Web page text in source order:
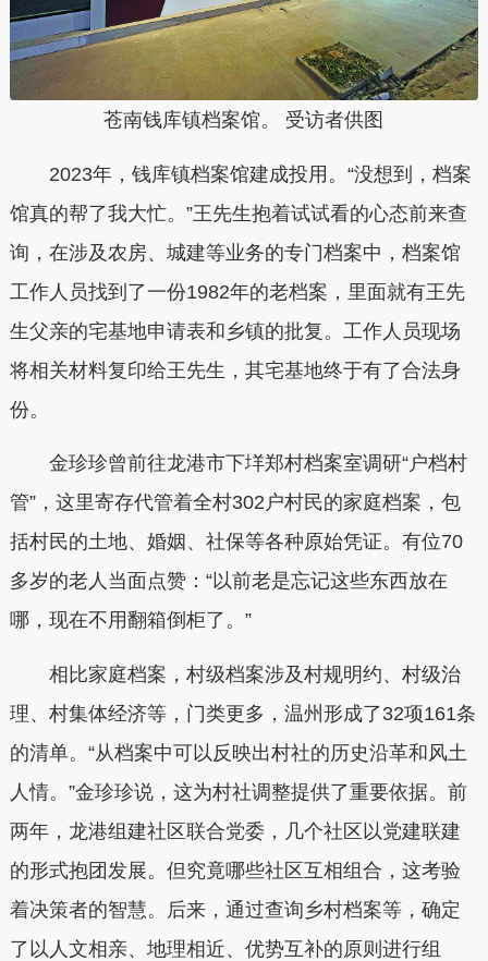
苍南钱库镇档案馆。 受访者供图
2023年，钱库镇档案馆建成投用。“没想到，档案
馆真的帮了我大忙。”王先生抱着试试看的心态前来查
询，在涉及农房、城建等业务的专门档案中，档案馆
工作人员找到了一份1982年的老档案，里面就有王先
生父亲的宅基地申请表和乡镇的批复。工作人员现场
将相关材料复印给王先生，其宅基地终于有了合法身
份。
金珍珍曾前往龙港市下垟郑村档案室调研“户档村
管”，这里寄存代管着全村302户村民的家庭档案，包
括村民的土地、婚姻、社保等各种原始凭证。有位70
多岁的老人当面点赞：“以前老是忘记这些东西放在
哪，现在不用翻箱倒柜了。”
相比家庭档案，村级档案涉及村规明约、村级治
理、村集体经济等，门类更多，温州形成了32项161条
的清单。“从档案中可以反映出村社的历史沿革和风土
人情。”金珍珍说，这为村社调整提供了重要依据。前
两年，龙港组建社区联合党委，几个社区以党建联建
的形式抱团发展。但究竟哪些社区互相组合，这考验
着决策者的智慧。后来，通过查询乡村档案等，确定
了以人文相亲、地理相近、优势互补的原则进行组